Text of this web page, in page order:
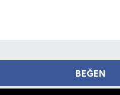
BEĞEN